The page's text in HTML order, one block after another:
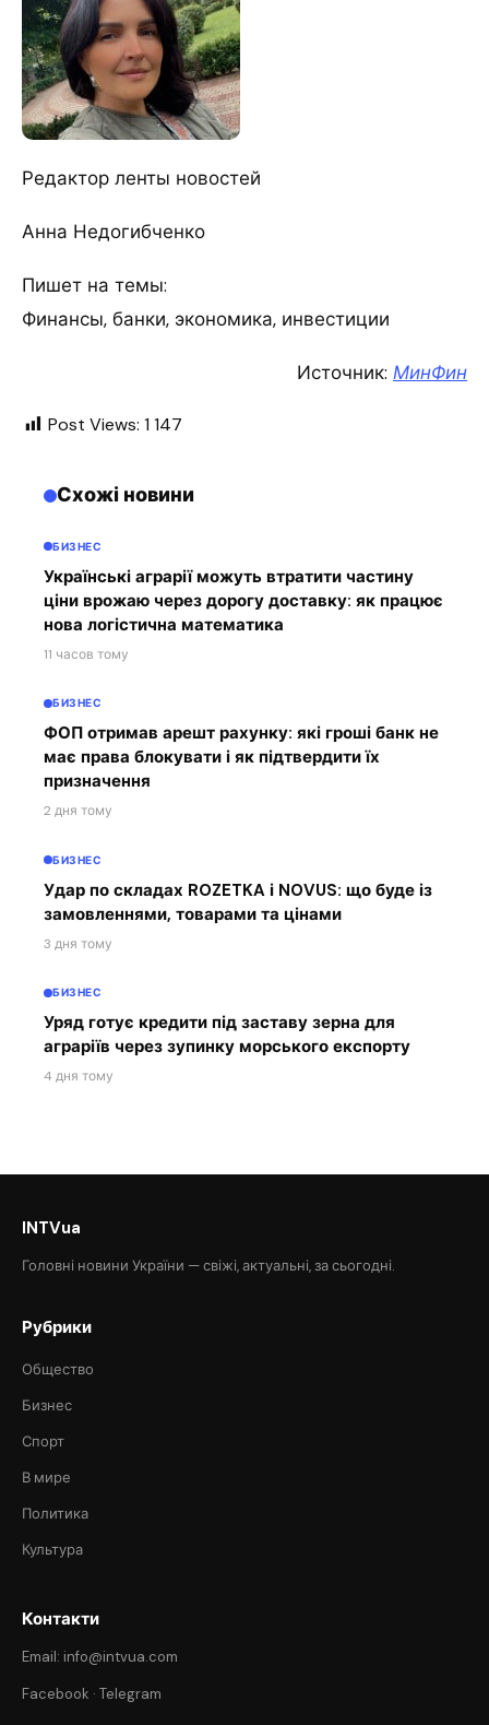
Редактор ленты новостей
Анна Недогибченко
Пишет на темы:
Финансы, банки, экономика, инвестиции
Источник: МинФин
Post Views: 1 147
Схожі новини
БИЗНЕС
Українські аграрії можуть втратити частину
ціни врожаю через дорогу доставку: як працює
нова логістична математика
11 часов тому
БИЗНЕС
ФОП отримав арешт рахунку: які гроші банк не
має права блокувати і як підтвердити їх
призначення
2 дня тому
БИЗНЕС
Удар по складах ROZETKA і NOVUS: що буде із
замовленнями, товарами та цінами
3 дня тому
БИЗНЕС
Уряд готує кредити під заставу зерна для
аграріїв через зупинку морського експорту
4 дня тому
INTVua
Головні новини України — свіжі, актуальні, за сьогодні.
Рубрики
Общество
Бизнес
Спорт
В мире
Политика
Культура
Контакти
Email: info@intvua.com
Facebook · Telegram